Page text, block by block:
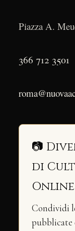
Piazza A.
366 712 3501
📷
di
Online
Condividi
pubblicate